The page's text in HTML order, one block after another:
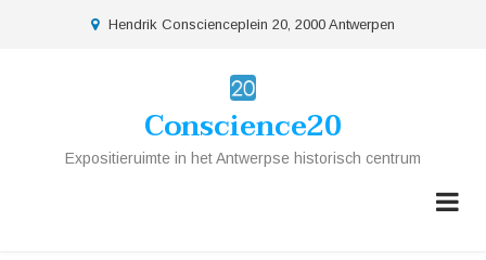
location
Hendrik Conscienceplein 20, 2000 Antwerpen
Conscience20
Expositieruimte in het Antwerpse historisch centrum